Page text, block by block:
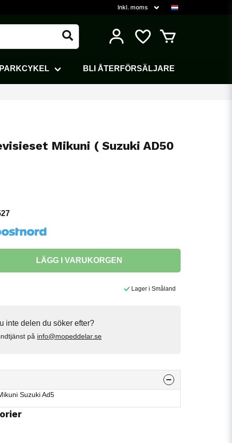
BLI ÅTERFÖRSÄLJARE
Mikuni ( Suzuki AD50
LÄGG I VARUKORGEN
Lager i Småland
inte delen du söker efter?
på info@mopeddelar.se
Suzuki Ad5